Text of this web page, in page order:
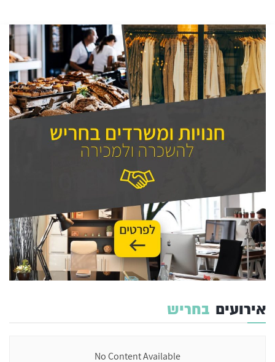
אירועים בחריש
No Content Available